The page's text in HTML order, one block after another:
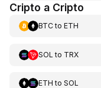
Cripto a Cripto
BTCto ETH
SOL to TRX
ETH to SOL